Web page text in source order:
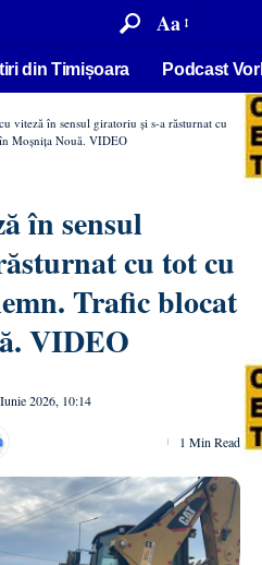
Aa
din Timișoara Podcast
viteză în sensul giratoriu și s-a răsturnat cu
Moșnița Nouă. VIDEO
în sensul
cu tot cu
Trafic blocat
VIDEO
2026, 10:14
1 Min Read